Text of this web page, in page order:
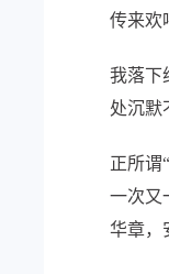
传来欢
我落下
处沉默
正所谓
一次又
华章，